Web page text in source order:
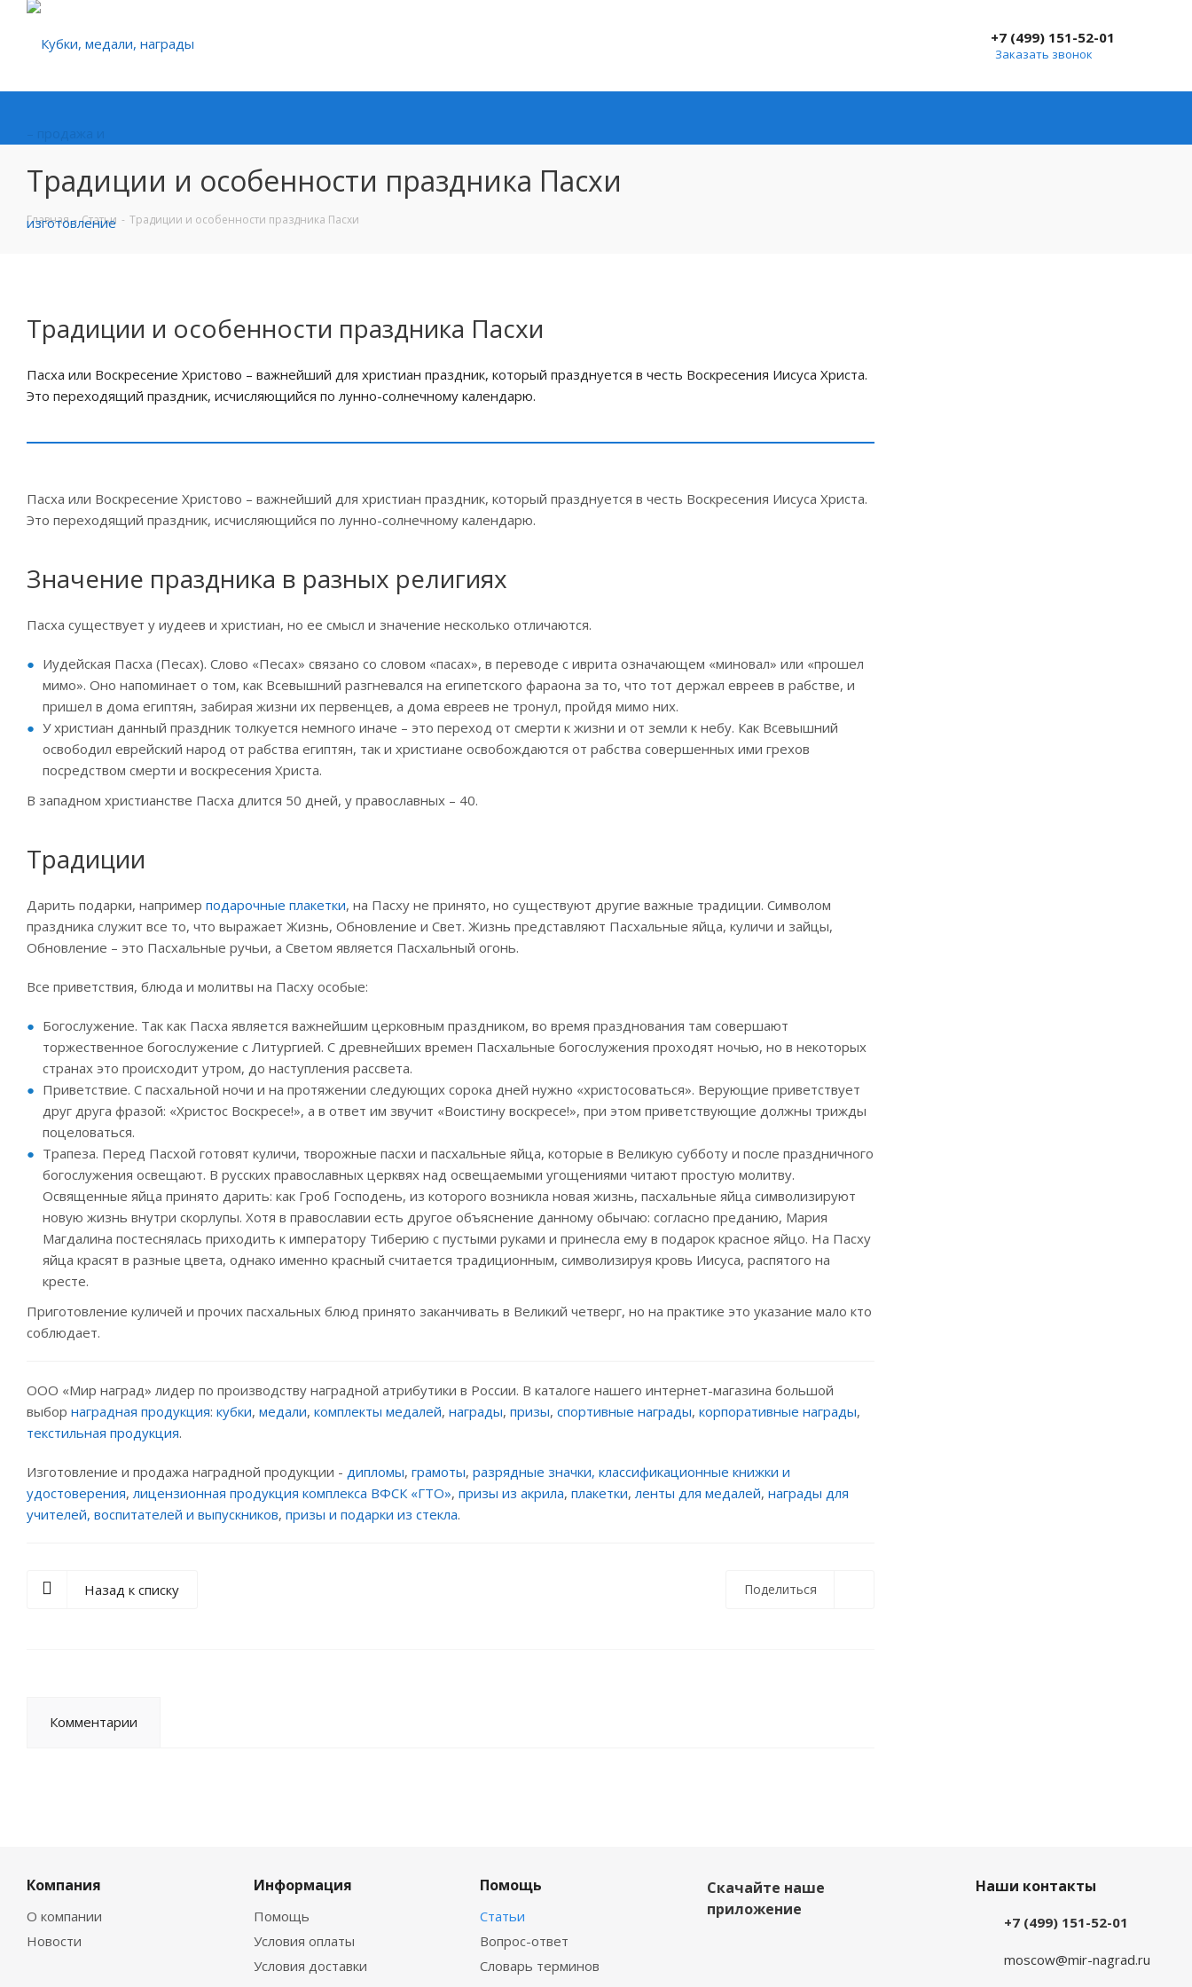
+7 (499) 151-52-01
Заказать звонок
Традиции и особенности праздника Пасхи
Главная - Статьи - Традиции и особенности праздника Пасхи
Традиции и особенности праздника Пасхи
Пасха или Воскресение Христово – важнейший для христиан праздник, который празднуется в честь Воскресения Иисуса Христа.
Это переходящий праздник, исчисляющийся по лунно-солнечному календарю.
Пасха или Воскресение Христово – важнейший для христиан праздник, который празднуется в честь Воскресения Иисуса Христа.
Это переходящий праздник, исчисляющийся по лунно-солнечному календарю.
Значение праздника в разных религиях
Пасха существует у иудеев и христиан, но ее смысл и значение несколько отличаются.
Иудейская Пасха (Песах). Слово «Песах» связано со словом «пасах», в переводе с иврита означающем «миновал» или «прошел
мимо». Оно напоминает о том, как Всевышний разгневался на египетского фараона за то, что тот держал евреев в рабстве, и
пришел в дома египтян, забирая жизни их первенцев, а дома евреев не тронул, пройдя мимо них.
У христиан данный праздник толкуется немного иначе – это переход от смерти к жизни и от земли к небу. Как Всевышний
освободил еврейский народ от рабства египтян, так и христиане освобождаются от рабства совершенных ими грехов
посредством смерти и воскресения Христа.
В западном христианстве Пасха длится 50 дней, у православных – 40.
Традиции
Дарить подарки, например подарочные плакетки, на Пасху не принято, но существуют другие важные традиции. Символом
праздника служит все то, что выражает Жизнь, Обновление и Свет. Жизнь представляют Пасхальные яйца, куличи и зайцы,
Обновление – это Пасхальные ручьи, а Светом является Пасхальный огонь.
Все приветствия, блюда и молитвы на Пасху особые:
Богослужение. Так как Пасха является важнейшим церковным праздником, во время празднования там совершают
торжественное богослужение с Литургией. С древнейших времен Пасхальные богослужения проходят ночью, но в некоторых
странах это происходит утром, до наступления рассвета.
Приветствие. С пасхальной ночи и на протяжении следующих сорока дней нужно «христосоваться». Верующие приветствует
друг друга фразой: «Христос Воскресе!», а в ответ им звучит «Воистину воскресе!», при этом приветствующие должны трижды
поцеловаться.
Трапеза. Перед Пасхой готовят куличи, творожные пасхи и пасхальные яйца, которые в Великую субботу и после праздничного
богослужения освещают. В русских православных церквях над освещаемыми угощениями читают простую молитву.
Освященные яйца принято дарить: как Гроб Господень, из которого возникла новая жизнь, пасхальные яйца символизируют
новую жизнь внутри скорлупы. Хотя в православии есть другое объяснение данному обычаю: согласно преданию, Мария
Магдалина постеснялась приходить к императору Тиберию с пустыми руками и принесла ему в подарок красное яйцо. На Пасху
яйца красят в разные цвета, однако именно красный считается традиционным, символизируя кровь Иисуса, распятого на
кресте.
Приготовление куличей и прочих пасхальных блюд принято заканчивать в Великий четверг, но на практике это указание мало кто
соблюдает.
ООО «Мир наград» лидер по производству наградной атрибутики в России. В каталоге нашего интернет-магазина большой
выбор наградная продукция: кубки, медали, комплекты медалей, награды, призы, спортивные награды, корпоративные награды,
текстильная продукция.
Изготовление и продажа наградной продукции - дипломы, грамоты, разрядные значки, классификационные книжки и
удостоверения,лицензионная продукция комплекса ВФСК «ГТО», призы из акрила, плакетки,ленты для медалей, награды для
учителей, воспитателей и выпускников, призы и подарки из стекла.
Поделиться
Назад к списку
Комментарии
Компания
О компании
Новости
Информация
Помощь
Условия оплаты
Условия доставки
Помощь
Статьи
Вопрос-ответ
Словарь терминов
Скачайте наше
приложение
Наши контакты
+7 (499) 151-52-01
moscow@mir-nagrad.ru